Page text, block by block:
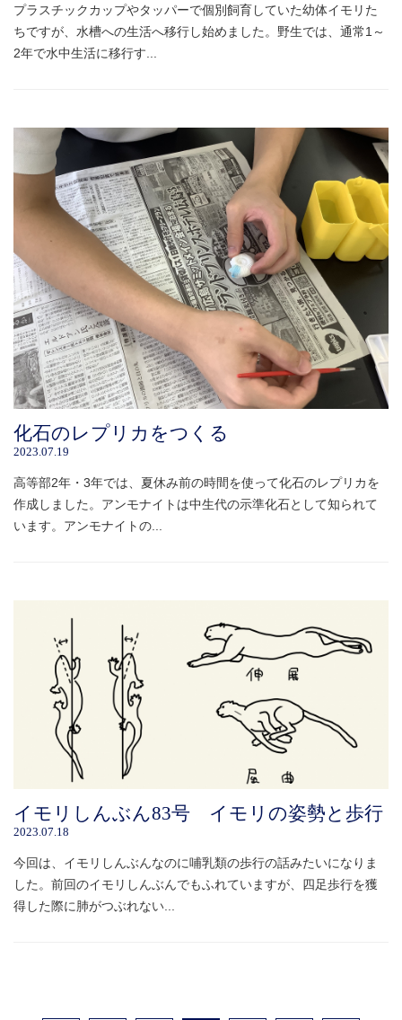
プラスチックカップやタッパーで個別飼育していた幼体イモリた
ちですが、水槽への生活へ移行し始めました。野生では、通常1～
2年で水中生活に移行す...
化石のレプリカをつくる
2023.07.19
高等部2年・3年では、夏休み前の時間を使って化石のレプリカを
作成しました。アンモナイトは中生代の示準化石として知られて
います。アンモナイトの...
イモリしんぶん83号 イモリの姿勢と歩行
2023.07.18
今回は、イモリしんぶんなのに哺乳類の歩行の話みたいになりま
した。前回のイモリしんぶんでもふれていますが、四足歩行を獲
得した際に肺がつぶれない...